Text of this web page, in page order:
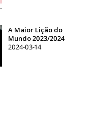
A Maior Lição do
Mundo 2023/2024
2024-03-14